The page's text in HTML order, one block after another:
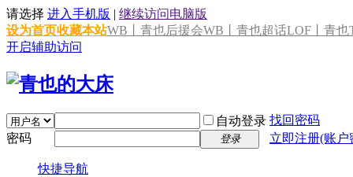
请选择 进入手机版 | 继续访问电脑版
设为首页收藏本站WB丨青也后援会WB丨青也超话LOF丨青也
开启辅助访问
自动登录 找回密码
密码
登录 立即注册(账
快捷导航